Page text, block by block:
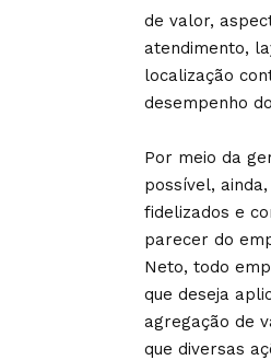
de valor,
atendimento,
localização
desempenho
Por meio da
possível,
fidelizados e
parecer do
Neto, todo
que deseja
agregação de
que diversas